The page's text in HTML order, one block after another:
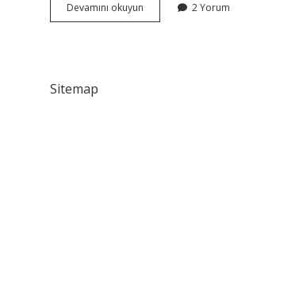
Devamını okuyun
Tehlikeli
2 Yorum
Sitemap